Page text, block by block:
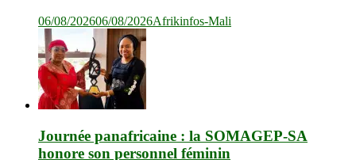
06/08/202606/08/2026Afrikinfos-Mali
Journée panafricaine : la SOMAGEP-SA
honore son personnel féminin